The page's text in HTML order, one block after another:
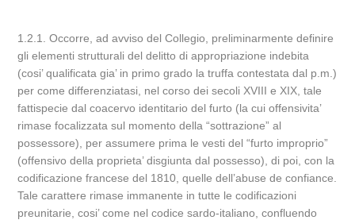
1.2.1. Occorre, ad avviso del Collegio, preliminarmente definire
gli elementi strutturali del delitto di appropriazione indebita
(cosi’ qualificata gia’ in primo grado la truffa contestata dal p.m.)
per come differenziatasi, nel corso dei secoli XVIII e XIX, tale
fattispecie dal coacervo identitario del furto (la cui offensivita’
rimase focalizzata sul momento della “sottrazione” al
possessore), per assumere prima le vesti del “furto improprio”
(offensivo della proprieta’ disgiunta dal possesso), di poi, con la
codificazione francese del 1810, quelle dell’abuse de confiance.
Tale carattere rimase immanente in tutte le codificazioni
preunitarie, cosi’ come nel codice sardo-italiano, confluendo